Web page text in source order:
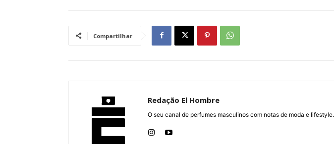
Compartilhar
Redação El Hombre
O seu canal de perfumes masculinos com notas de moda e lifestyle.